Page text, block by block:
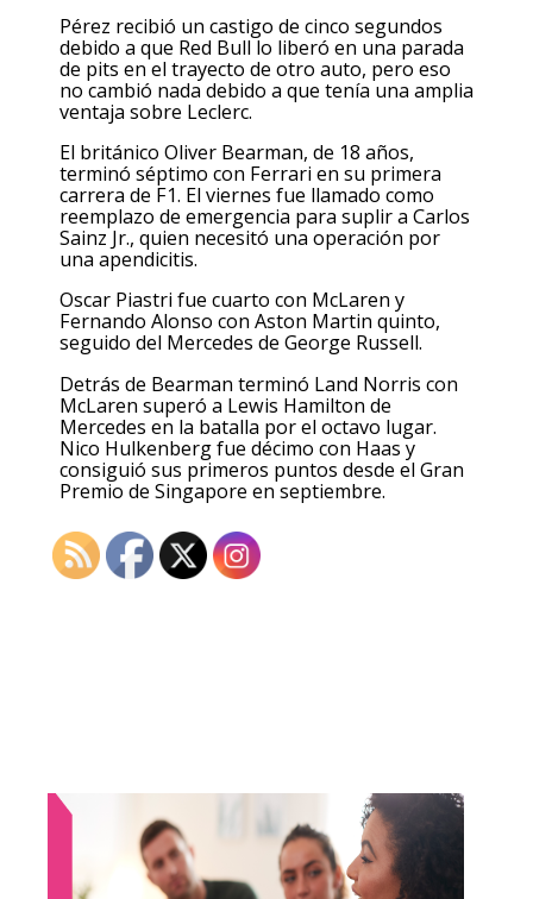
Pérez recibió un castigo de cinco segundos
debido a que Red Bull lo liberó en una parada
de pits en el trayecto de otro auto, pero eso
no cambió nada debido a que tenía una amplia
ventaja sobre Leclerc.
El británico Oliver Bearman, de 18 años,
terminó séptimo con Ferrari en su primera
carrera de F1. El viernes fue llamado como
reemplazo de emergencia para suplir a Carlos
Sainz Jr., quien necesitó una operación por
una apendicitis.
Oscar Piastri fue cuarto con McLaren y
Fernando Alonso con Aston Martin quinto,
seguido del Mercedes de George Russell.
Detrás de Bearman terminó Land Norris con
McLaren superó a Lewis Hamilton de
Mercedes en la batalla por el octavo lugar.
Nico Hulkenberg fue décimo con Haas y
consiguió sus primeros puntos desde el Gran
Premio de Singapore en septiembre.